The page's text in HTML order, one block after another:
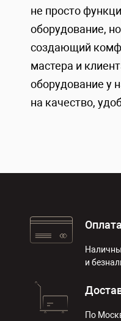
не просто
оборудование,
создающий
мастера и
оборудование у
на качество,
Оплата
и
По